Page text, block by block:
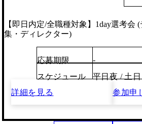
【即日内定/全職種対象】1day選考会
集・ディレクター)
応募期限
-
スケジュール
平日夜 / 土日
詳細を見る
参加申